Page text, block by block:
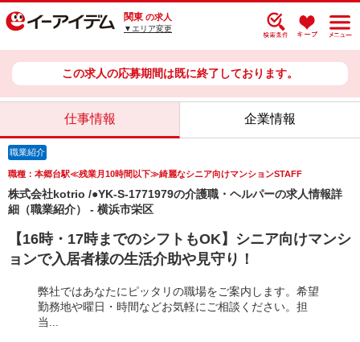
関東 の求人
▼エリア変更
この求人の応募期間は既に終了しております。
仕事情報 企業情報
職業紹介
職種：本郷台駅≪残業月10時間以下≫綺麗なシニア向けマンションSTAFF
株式会社kotrio /●YK-S-1771979の介護職・ヘルパーの求人情報詳
細（職業紹介） - 横浜市栄区
【16時・17時までのシフトもOK】シニア向けマンシ
ョンで入居者様の生活介助や見守り！
弊社ではあなたにピッタリの職場をご案内します。希望
勤務地や曜日・時間などお気軽にご相談ください。担
当...